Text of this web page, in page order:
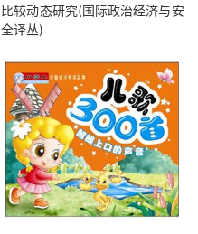
比较动态研究(国际政治经济与安
全译丛)